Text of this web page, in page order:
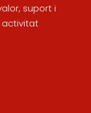
suport i
activitat